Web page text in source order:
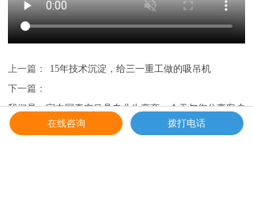
上一篇：
15年技术沉淀，给三一重工做的吸吊机
下一篇：
我们是一家中国真空吊具专业生产商，今天与您分享客户
常问的5个问题
在线咨询 拨打电话